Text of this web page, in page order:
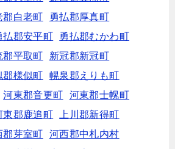
郡白老町
勇払郡厚真町
払郡安平町
勇払郡むかわ町
郡平取町
新冠郡新冠町
郡様似町
幌泉郡えりも町
河東郡音更町
河東郡士幌町
東郡鹿追町
上川郡新得町
郡芽室町
河西郡中札内村